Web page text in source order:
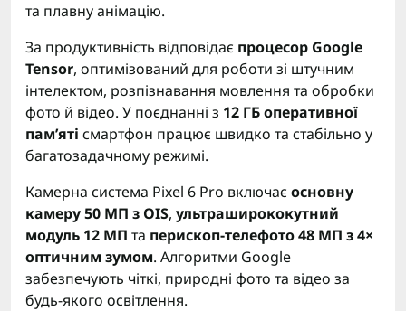
та плавну анімацію.
За продуктивність відповідає процесор Google
Tensor, оптимізований для роботи зі штучним
інтелектом, розпізнавання мовлення та обробки
фото й відео. У поєднанні з 12 ГБ оперативної
пам’яті смартфон працює швидко та стабільно у
багатозадачному режимі.
Камерна система Pixel 6 Pro включає основну
камеру 50 МП з OIS, ультраширококутний
модуль 12 МП та перископ-телефото 48 МП з 4×
оптичним зумом. Алгоритми Google
забезпечують чіткі, природні фото та відео за
будь-якого освітлення.